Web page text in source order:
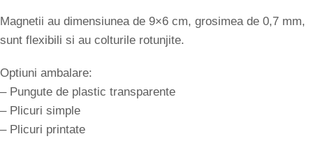
Magnetii au dimensiunea de 9×6 cm, grosimea de 0,7 mm,
sunt flexibili si au colturile rotunjite.
Optiuni ambalare:
– Pungute de plastic transparente
– Plicuri simple
– Plicuri printate